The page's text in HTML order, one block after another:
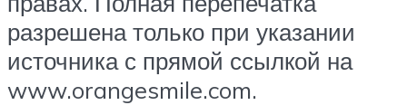
разрешена только при указании
источника с прямой ссылкой на
www.orangesmile.com.